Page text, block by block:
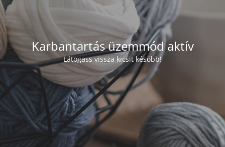
Karbantartás üzemmód aktív
Látogass vissza kicsit késöbb!